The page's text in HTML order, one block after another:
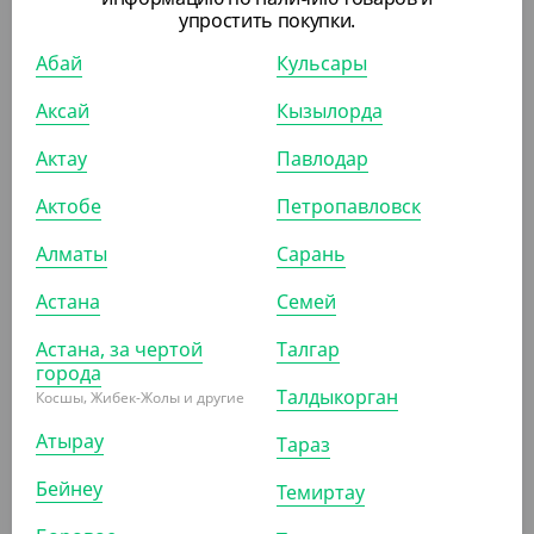
(5.30₸/ШТ)
инд. упаковке, 180*4,5*1,3 мм, 500 шт/уп
УП (500)
упростить покупки.
Абай
Аксай
Актау
Актобе
Алматы
Астана
Астана, за чертой
города
Косшы, Жибек-Жолы и другие
Атырау
Бейнеу
Кульсары
Кызылорда
Павлодар
Петропавловск
Сарань
Семей
Талгар
Талдыкорган
Тараз
Темиртау